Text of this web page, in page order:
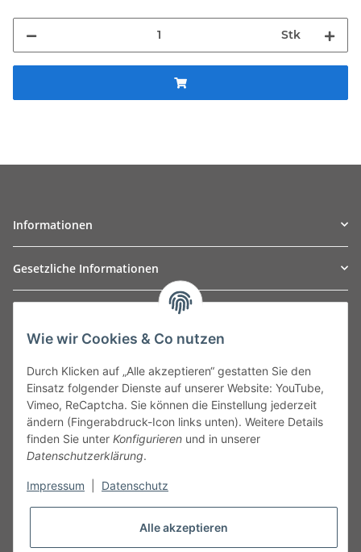
Stk
Informationen
Gesetzliche Informationen
Leibnizstraße 2a
Germany
Phone:+49 40 5287270
Fax:+49 40 5281050
Email:sales@tow-automotive.de
Wie wir Cookies & Co nutzen
Durch Klicken auf „Alle akzeptieren“ gestatten Sie den
Einsatz folgender Dienste auf unserer Website: YouTube,
Vimeo, ReCaptcha. Sie können die Einstellung jederzeit
ändern (Fingerabdruck-Icon links unten). Weitere Details
finden Sie unter Konfigurieren und in unserer
Datenschutzerklärung.
Impressum Datenschutz
Alle akzeptieren